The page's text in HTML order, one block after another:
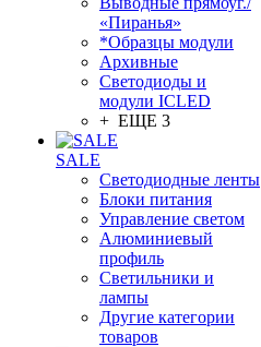
«Пиранья»
*Образцы модули
Архивные
Светодиоды и
модули ICLED
+ ЕЩЕ 3
SALE
Светодиодные ленты
Блоки питания
Управление светом
Алюминиевый
профиль
Светильники и
лампы
Другие категории
товаров